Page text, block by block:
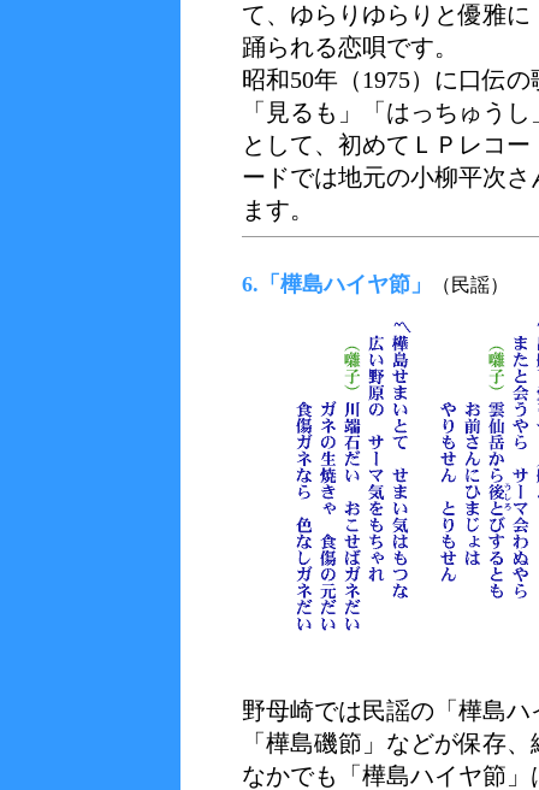
て、ゆらりゆらりと優雅に
踊られる恋唄です。
昭和50年（1975）に口伝
「見るも」「はっちゅう
として、初めてＬＰレコ
ードでは地元の小柳平次
ます。
6.「樺島ハイヤ節」 （民謡）
野母崎では民謡の「樺島
「樺島磯節」などが保存
なかでも「樺島ハイヤ節